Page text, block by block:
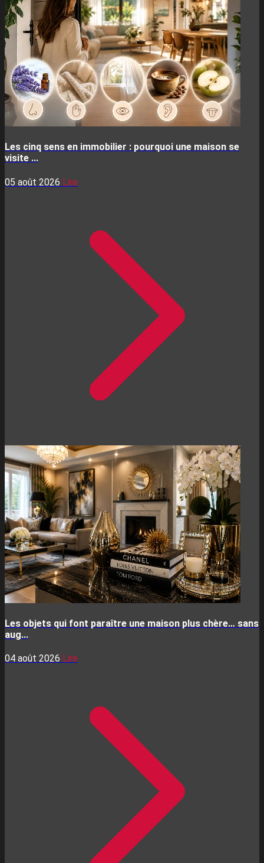
Les cinq sens en immobilier : pourquoi une maison se
visite ...
05 août 2026 Lire
Les objets qui font paraître une maison plus chère… sans
aug...
04 août 2026 Lire